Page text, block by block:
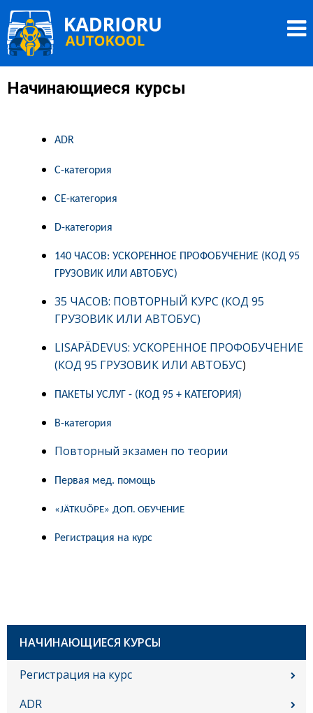
Перейти
основному
содержанию
Kadrioru Autokool
Начинающиеся курсы
ADR
C-категория
CE-категория
D-категория
140 ЧАСОВ: УСКОРЕННОЕ ПРОФОБУЧЕНИЕ (КОД 95
ГРУЗОВИК ИЛИ АВТОБУС)
35 ЧАСОВ: ПОВТОРНЫЙ КУРС (КОД 95
ГРУЗОВИК ИЛИ АВТОБУС)
LISAPÄDEVUS: УСКОРЕННОЕ ПРОФОБУЧЕНИЕ
(КОД 95 ГРУЗОВИК ИЛИ АВТОБУС)
ПАКЕТЫ УСЛУГ - (КОД 95 + КАТЕГОРИЯ)
B-категория
Повторный экзамен по теории
Первая мед. помощь
«JÄTKUÕPE» ДОП. ОБУЧЕНИЕ
Регистрация на курс
Sub
RU
НАЧИНАЮЩИЕСЯ КУРСЫ
Регистрация на курс
ADR